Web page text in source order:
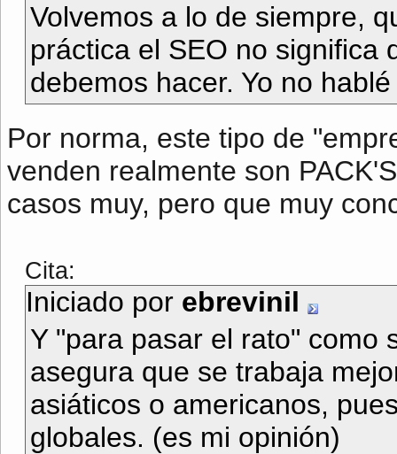
Volvemos a lo de siempre,
práctica el SEO no significa
debemos hacer. Yo no
Por norma, este tipo de
venden realmente son
casos muy, pero que muy
Cita:
Iniciado por ebrevinil
Y "para pasar el rato" como
asegura que se trabaja
asiáticos o americanos,
globales. (es mi opinión)